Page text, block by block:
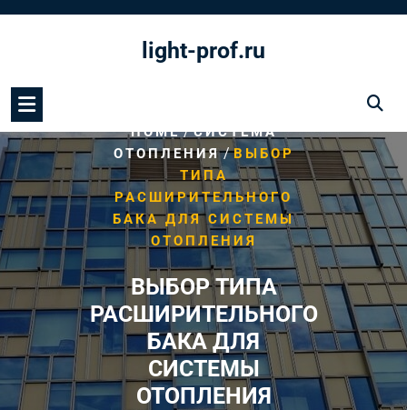
light-prof.ru
HOME/СИСТЕМА
ОТОПЛЕНИЯ/ВЫБОР
ТИПА
РАСШИРИТЕЛЬНОГО
БАКА ДЛЯ СИСТЕМЫ
ОТОПЛЕНИЯ
ВЫБОР ТИПА
РАСШИРИТЕЛЬНОГО
БАКА ДЛЯ
СИСТЕМЫ
ОТОПЛЕНИЯ